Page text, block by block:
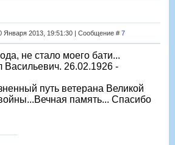
Января 2013, 19:51:30 | Сообщение # 7
не стало моего бати...
26.02.1926 -
путь ветерана Великой
память... Спасибо